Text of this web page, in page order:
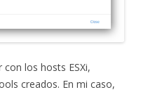
los hosts ESXi,
creados. En mi caso,